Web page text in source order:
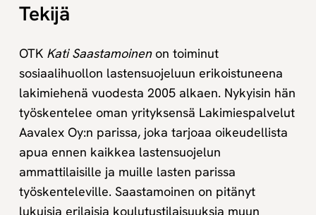
Tekijä
OTK Kati Saastamoinenon toiminut
sosiaalihuollon lastensuojeluun erikoistuneena
lakimiehenä vuodesta 2005 alkaen. Nykyisin hän
työskentelee oman yrityksensä Lakimiespalvelut
Aavalex Oy:n parissa, joka tarjoaa oikeudellista
apua ennen kaikkea lastensuojelun
ammattilaisille ja muille lasten parissa
työskenteleville. Saastamoinen on pitänyt
lukuisia erilaisia koulutustilaisuuksia muun